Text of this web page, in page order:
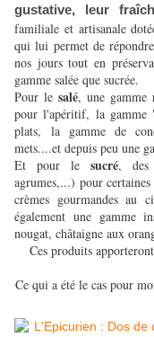
gustative, leur
familiale et artisanale
qui lui permet de
nos jours tout en
gamme salée que sucrée.
Pour le salé, une gamme
pour l'apéritif, la gamme
plats, la gamme de
mets....et depuis peu une
Et pour lesucré, des
agrumes,...) pour
crèmes gourmandes
également une gamme
nougat, châtaigne aux
Ces produits
Ce qui a été le cas pour